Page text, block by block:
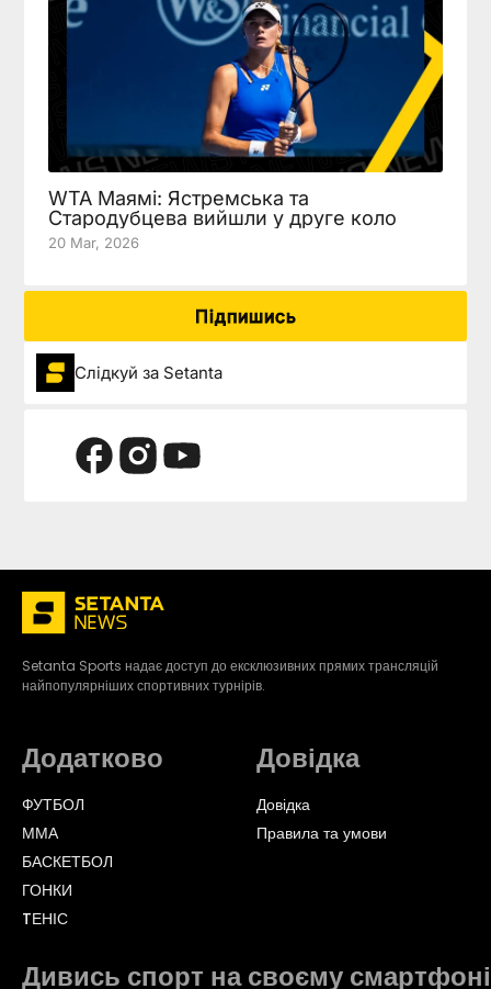
WTA Маямі: Ястремська та
Стародубцева вийшли у друге коло
20 Mar, 2026
Підпишись
Слідкуй за Setanta
Setanta Sports надає доступ до ексклюзивних прямих трансляцій
найпопулярніших спортивних турнірів.
Додатково
ФУТБОЛ
ММА
БАСКЕТБОЛ
ГОНКИ
TЕНІС
Довідка
Довідка
Правила та умови
Дивись спорт на своєму смартфоні